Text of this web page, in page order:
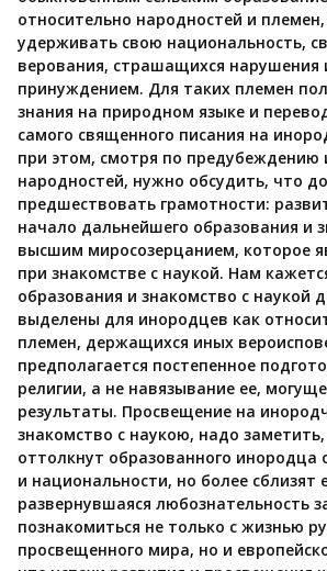
относительно народностей и
удерживать свою национальность,
верования, страшащихся нарушения
принуждением. Для таких племен
знания на природном языке и
самого священного писания на
при этом, смотря по предубеждению
народностей, нужно обсудить, что
предшествовать грамотности:
начало дальнейшего образования и
высшим миросозерцанием, которое
при знакомстве с наукой. Нам
образования и знакомство с наукой
выделены для инородцев как
племен, держащихся иных
предполагается постепенное
религии, а не навязывание ее,
результаты. Просвещение на
знакомство с наукою, надо
оттолкнут образованного инородца
и национальности, но более сблизят
развернувшаяся любознательность
познакомиться не только с жизнью
просвещенного мира, но и